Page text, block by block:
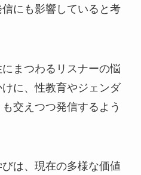
にも影響していると考
まつわるリスナーの悩
に、性教育やジェンダ
交えつつ発信するよう
は、現在の多様な価値